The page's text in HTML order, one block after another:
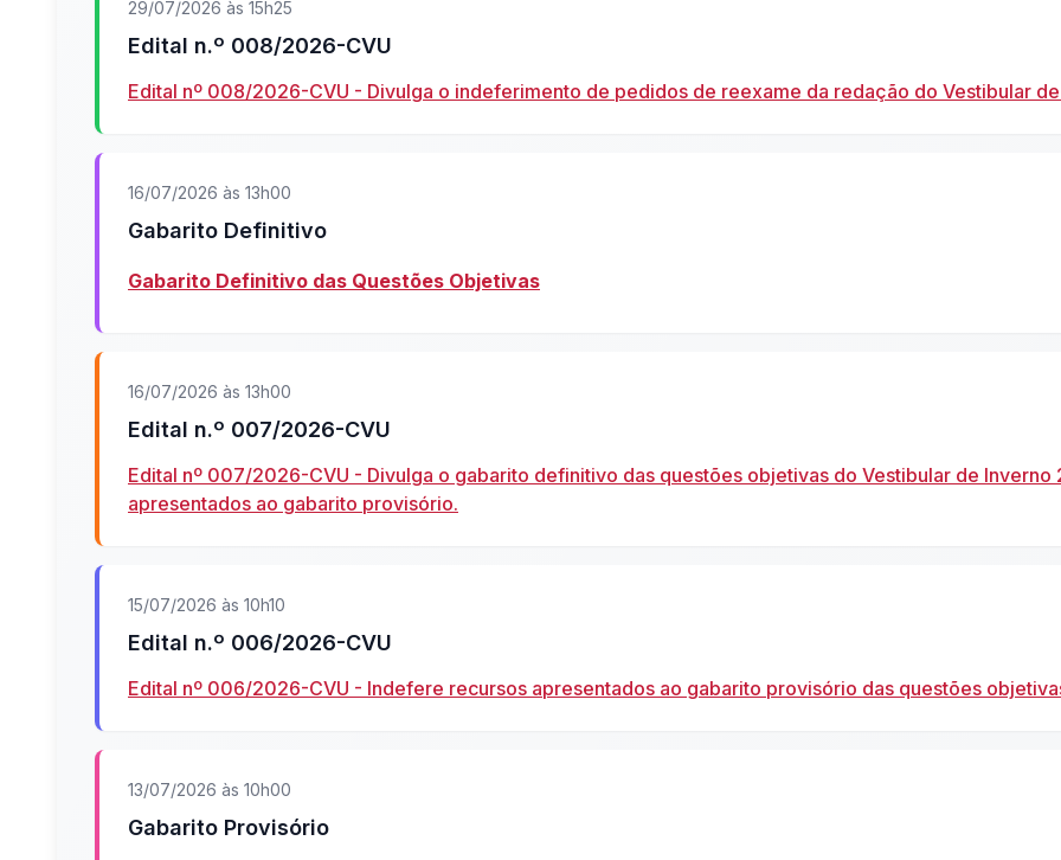
29/07/2026 às 15h25
Edital n.º 008/2026-CVU
Edital nº 008/2026-CVU - Divulga o indeferimento de pedidos de reexame da redação do Vestibular
16/07/2026 às 13h00
Gabarito Definitivo
Gabarito Definitivo das Questões Objetivas
16/07/2026 às 13h00
Edital n.º 007/2026-CVU
Edital nº 007/2026-CVU - Divulga o gabarito definitivo das questões objetivas do Vestibular de
apresentados ao gabarito provisório.
15/07/2026 às 10h10
Edital n.º 006/2026-CVU
Edital nº 006/2026-CVU - Indefere recursos apresentados ao gabarito provisório das questões
13/07/2026 às 10h00
Gabarito Provisório